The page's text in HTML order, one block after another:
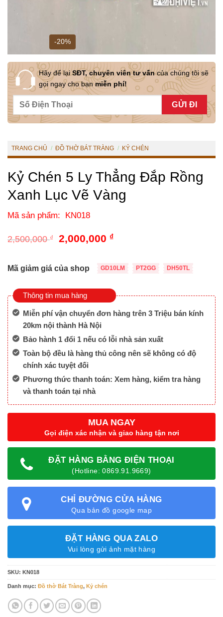
-20%
Hãy để lạiSĐT, chuyên viên tư vấncủa chúng tôi sẽ
gọi ngay cho bạnmiễn phí!
TRANG CHỦ / ĐỒ THỜ BÁT TRÀNG / KỶ CHÉN
Kỷ Chén 5 Ly Thẳng Đắp Rồng
Xanh Lục Vẽ Vàng
Mã sản phẩm: KN018
2,500,000₫
Giá
2,500,000 ₫.
2,000,000 ₫Giá
là:
Mã giảm giá của shop GD10LM PT2GG DH50TL
Thông tin mua hàng
Miễn phí vận chuyển đơn hàng trên 3 Triệu bán kính
20km nội thành Hà Nội
Bảo hành 1 đổi 1 nếu có lỗi nhà sản xuất
Toàn bộ đều là hàng thủ công nên sẽ không có độ
chính xác tuyệt đối
Phương thức thanh toán: Xem hàng, kiểm tra hàng
và thanh toán tại nhà
MUA NGAY
Gọi điện xác nhận và giao hàng tận nơi
ĐẶT HÀNG BẰNG ĐIỆN THOẠI
(Hotline: 0869.91.9669)
CHỈ ĐƯỜNG CỬA HÀNG
Qua bản đồ google map
ĐẶT HÀNG QUA ZALO
Vui lòng gửi ảnh mặt hàng
SKU: KN018
Danh mục: Đồ thờ Bát Tràng, Kỷ chén